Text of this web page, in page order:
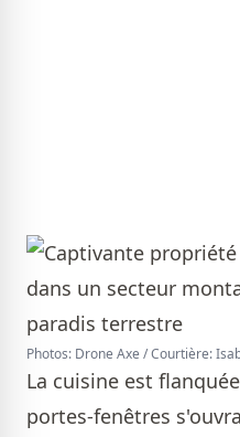
Photos: Drone Axe / Courtière:
La cuisine est
portes-fenêtres